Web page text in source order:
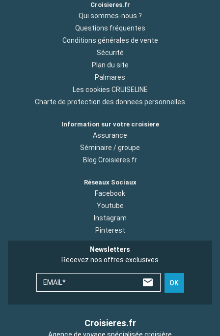
Croisieres.fr
Qui sommes-nous ?
Questions fréquentes
Conditions générales de vente
Sécurité
Plan du site
Palmares
Les cookies CRUISELINE
Charte de protection des donnees personnelles
Information sur votre croisiere
Assurance
Séminaire / groupe
Blog Croisieres.fr
Réseaux Sociaux
Facebook
Youtube
Instagram
Pinterest
Newsletters
Recevez nos offres exclusives
EMAIL* OK
Croisieres.fr